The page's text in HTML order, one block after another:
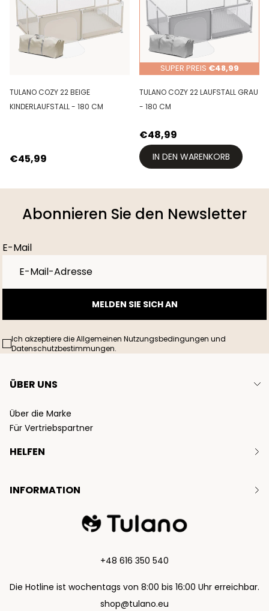
TULANO COZY 22 BEIGE
KINDERLAUFSTALL - 180 CM
€45,99
SUPER PREIS €48,99
TULANO COZY 22 LAUFSTALL GRAU
- 180 CM
€48,99
IN DEN WARENKORB
Abonnieren Sie den Newsletter
E-Mail
MELDEN SIE SICH AN
Ich akzeptiere die Allgemeinen Nutzungsbedingungen und
Datenschutzbestimmungen.
ÜBER UNS
Über die Marke
Für Vertriebspartner
HELFEN
Rücksendungen
INFORMATION
Datenschutzrichtlinie
Zahlungs- und Liefermethoden
+48 616 350 540
Die Hotline ist wochentags von 8:00 bis 16:00 Uhr erreichbar.
shop@tulano.eu